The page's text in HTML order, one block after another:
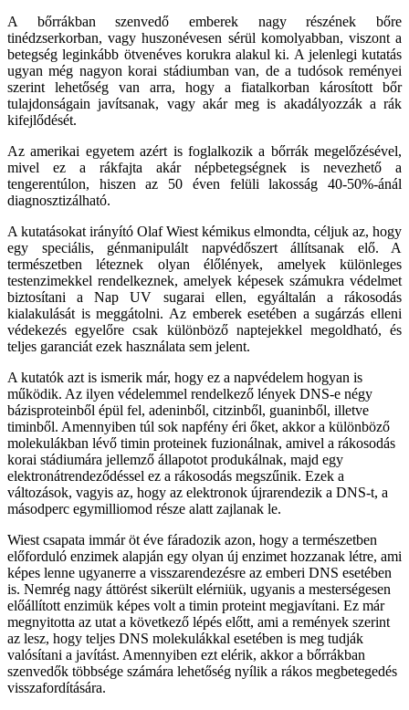
A bőrrákban szenvedő emberek nagy részének bőre
tinédzserkorban, vagy huszonévesen sérül komolyabban, viszont a
betegség leginkább ötvenéves korukra alakul ki. A jelenlegi kutatás
ugyan még nagyon korai stádiumban van, de a tudósok reményei
szerint lehetőség van arra, hogy a fiatalkorban károsított bőr
tulajdonságain javítsanak, vagy akár meg is akadályozzák a rák
kifejlődését.
Az amerikai egyetem azért is foglalkozik a bőrrák megelőzésével,
mivel ez a rákfajta akár népbetegségnek is nevezhető a
tengerentúlon, hiszen az 50 éven felüli lakosság 40-50%-ánál
diagnosztizálható.
A kutatásokat irányító Olaf Wiest kémikus elmondta, céljuk az, hogy
egy speciális, génmanipulált napvédőszert állítsanak elő. A
természetben léteznek olyan élőlények, amelyek különleges
testenzimekkel rendelkeznek, amelyek képesek számukra védelmet
biztosítani a Nap UV sugarai ellen, egyáltalán a rákosodás
kialakulását is meggátolni. Az emberek esetében a sugárzás elleni
védekezés egyelőre csak különböző naptejekkel megoldható, és
teljes garanciát ezek használata sem jelent.
A kutatók azt is ismerik már, hogy ez a napvédelem hogyan is
működik. Az ilyen védelemmel rendelkező lények DNS-e négy
bázisproteinből épül fel, adeninből, citzinből, guaninből, illetve
timinből. Amennyiben túl sok napfény éri őket, akkor a különböző
molekulákban lévő timin proteinek fuzionálnak, amivel a rákosodás
korai stádiumára jellemző állapotot produkálnak, majd egy
elektronátrendeződéssel ez a rákosodás megszűnik. Ezek a
változások, vagyis az, hogy az elektronok újrarendezik a DNS-t, a
másodperc egymilliomod része alatt zajlanak le.
Wiest csapata immár öt éve fáradozik azon, hogy a természetben
előforduló enzimek alapján egy olyan új enzimet hozzanak létre, ami
képes lenne ugyanerre a visszarendezésre az emberi DNS esetében
is. Nemrég nagy áttörést sikerült elérniük, ugyanis a mesterségesen
előállított enzimük képes volt a timin proteint megjavítani. Ez már
megnyitotta az utat a következő lépés előtt, ami a remények szerint
az lesz, hogy teljes DNS molekulákkal esetében is meg tudják
valósítani a javítást. Amennyiben ezt elérik, akkor a bőrrákban
szenvedők többsége számára lehetőség nyílik a rákos megbetegedés
visszafordítására.